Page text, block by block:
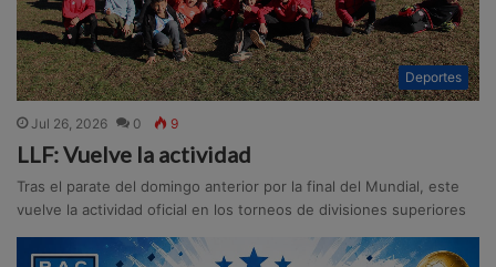
Deportes
Jul 26, 2026 0 9
LLF: Vuelve la actividad
Tras el parate del domingo anterior por la final del Mundial, este
vuelve la actividad oficial en los torneos de divisiones superiores